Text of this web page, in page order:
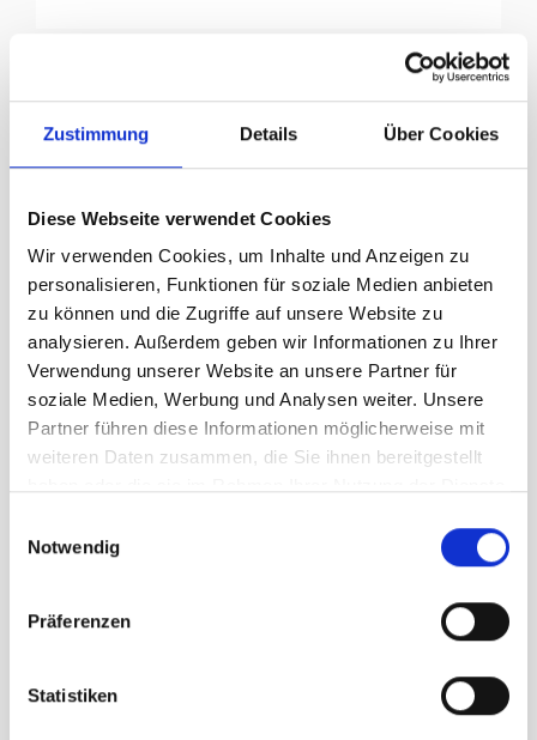
Zustimmung Details Über Cookies
Diese Webseite verwendet Cookies
Wir verwenden Cookies, um Inhalte und Anzeigen zu
personalisieren, Funktionen für soziale Medien anbieten
zu können und die Zugriffe auf unsere Website zu
analysieren. Außerdem geben wir Informationen zu Ihrer
Verwendung unserer Website an unsere Partner für
soziale Medien, Werbung und Analysen weiter. Unsere
Partner führen diese Informationen möglicherweise mit
weiteren Daten zusammen, die Sie ihnen bereitgestellt
Notwendig
Präferenzen
Statistiken
Mâts de drapeaux avec bras pivotant